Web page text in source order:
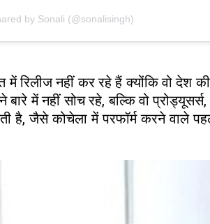
by Sonali (@sonalisingh)
में रिलीज नहीं कर रहे हैं क्योंकि वो देश
में नहीं सोच रहे, बल्कि वो
है, जैसे कोचेला में परफॉर्म करने वाले